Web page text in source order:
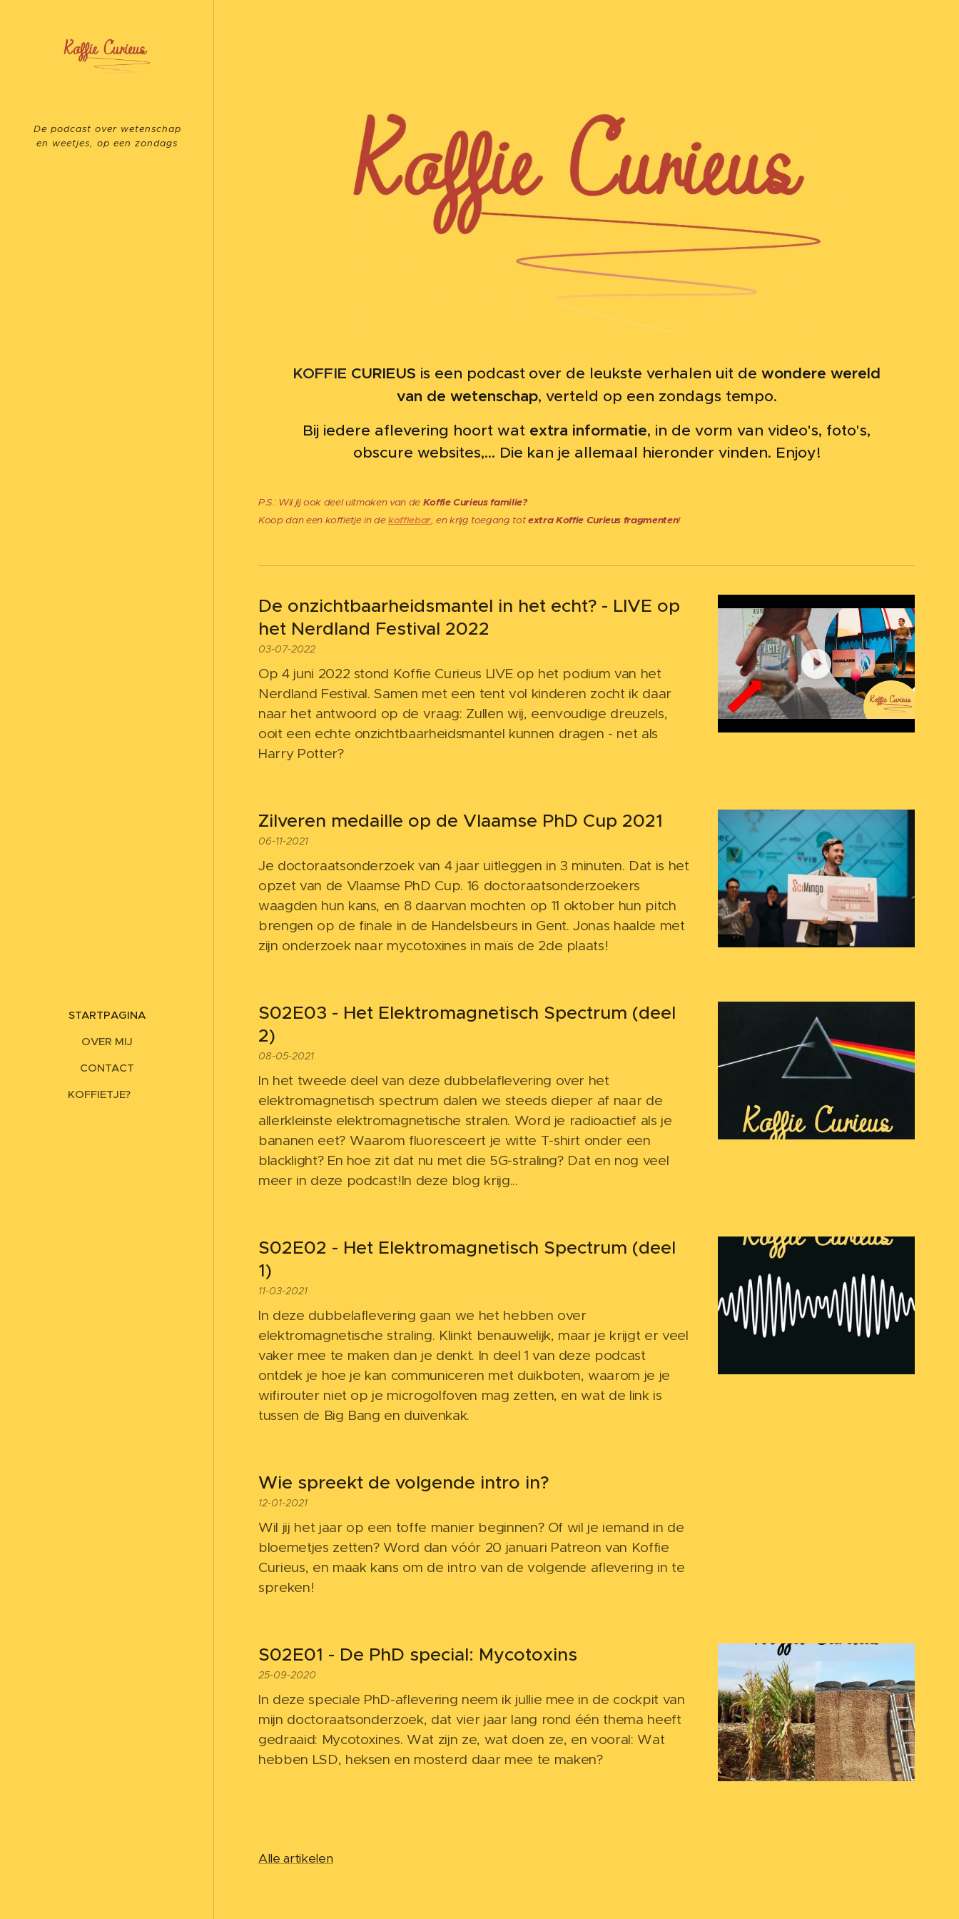
De podcast over wetenschap
en weetjes, op een zondags
STARTPAGINA
OVER MIJ
CONTACT
KOFFIETJE? ☕
KOFFIE CURIEUS is een podcast over de leukste verhalen uit de wondere wereld
van de wetenschap, verteld op een zondags tempo.
Bij iedere aflevering hoort wat extra informatie, in de vorm van video's, foto's,
obscure websites,... Die kan je allemaal hieronder vinden. Enjoy!
P.S.: Wil jij ook deel uitmaken van de Koffie Curieus familie?
Koop dan een koffietje in dekoffiebar, en krijg toegang totextra Koffie Curieus fragmenten!
De onzichtbaarheidsmantel in het echt? - LIVE op
het Nerdland Festival 2022
03-07-2022
Op 4 juni 2022 stond Koffie Curieus LIVE op het podium van het
Nerdland Festival. Samen met een tent vol kinderen zocht ik daar
naar het antwoord op de vraag: Zullen wij, eenvoudige dreuzels,
ooit een echte onzichtbaarheidsmantel kunnen dragen - net als
Harry Potter? 🧐🧙
Zilveren medaille op de Vlaamse PhD Cup 2021
06-11-2021
Je doctoraatsonderzoek van 4 jaar uitleggen in 3 minuten. Dat is het
opzet van de Vlaamse PhD Cup. 16 doctoraatsonderzoekers
waagden hun kans, en 8 daarvan mochten op 11 oktober hun pitch
brengen op de finale in de Handelsbeurs in Gent. Jonas haalde met
zijn onderzoek naar mycotoxines in maïs de 2de plaats!
S02E03 - Het Elektromagnetisch Spectrum (deel
2)
08-05-2021
In het tweede deel van deze dubbelaflevering over het
elektromagnetisch spectrum dalen we steeds dieper af naar de
allerkleinste elektromagnetische stralen. Word je radioactief als je
bananen eet? Waarom fluoresceert je witte T-shirt onder een
blacklight? En hoe zit dat nu met die 5G-straling? Dat en nog veel
meer in deze podcast!In deze blog krijg...
S02E02 - Het Elektromagnetisch Spectrum (deel
1)
11-03-2021
In deze dubbelaflevering gaan we het hebben over
elektromagnetische straling. Klinkt benauwelijk, maar je krijgt er veel
vaker mee te maken dan je denkt. In deel 1 van deze podcast
ontdek je hoe je kan communiceren met duikboten, waarom je je
wifirouter niet op je microgolfoven mag zetten, en wat de link is
tussen de Big Bang en duivenkak.
Wie spreekt de volgende intro in?
12-01-2021
Wil jij het jaar op een toffe manier beginnen? Of wil je iemand in de
bloemetjes zetten? Word dan vóór 20 januari Patreon van Koffie
Curieus, en maak kans om de intro van de volgende aflevering in te
spreken!
S02E01 - De PhD special: Mycotoxins
25-09-2020
In deze speciale PhD-aflevering neem ik jullie mee in de cockpit van
mijn doctoraatsonderzoek, dat vier jaar lang rond één thema heeft
gedraaid: Mycotoxines. Wat zijn ze, wat doen ze, en vooral: Wat
hebben LSD, heksen en mosterd daar mee te maken?
Alle artikelen